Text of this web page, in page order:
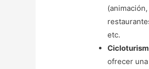
etc.
ofrecer